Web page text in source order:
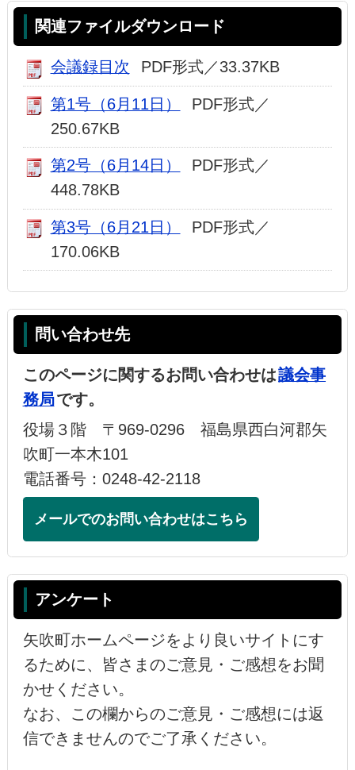
関連ファイルダウンロード
会議録目次 PDF形式／33.37KB
第1号（6月11日）
PDF形式／
250.67KB
第2号（6月14日）
PDF形式／
448.78KB
第3号（6月21日）
PDF形式／
170.06KB
問い合わせ先
このページに関するお問い合わせは議会事
務局です。
役場３階 〒969-0296 福島県西白河郡矢
吹町一本木101
電話番号：0248-42-2118
メールでのお問い合わせはこちら
アンケート
矢吹町ホームページをより良いサイトにす
るために、皆さまのご意見・ご感想をお聞
かせください。
なお、この欄からのご意見・ご感想には返
信できませんのでご了承ください。